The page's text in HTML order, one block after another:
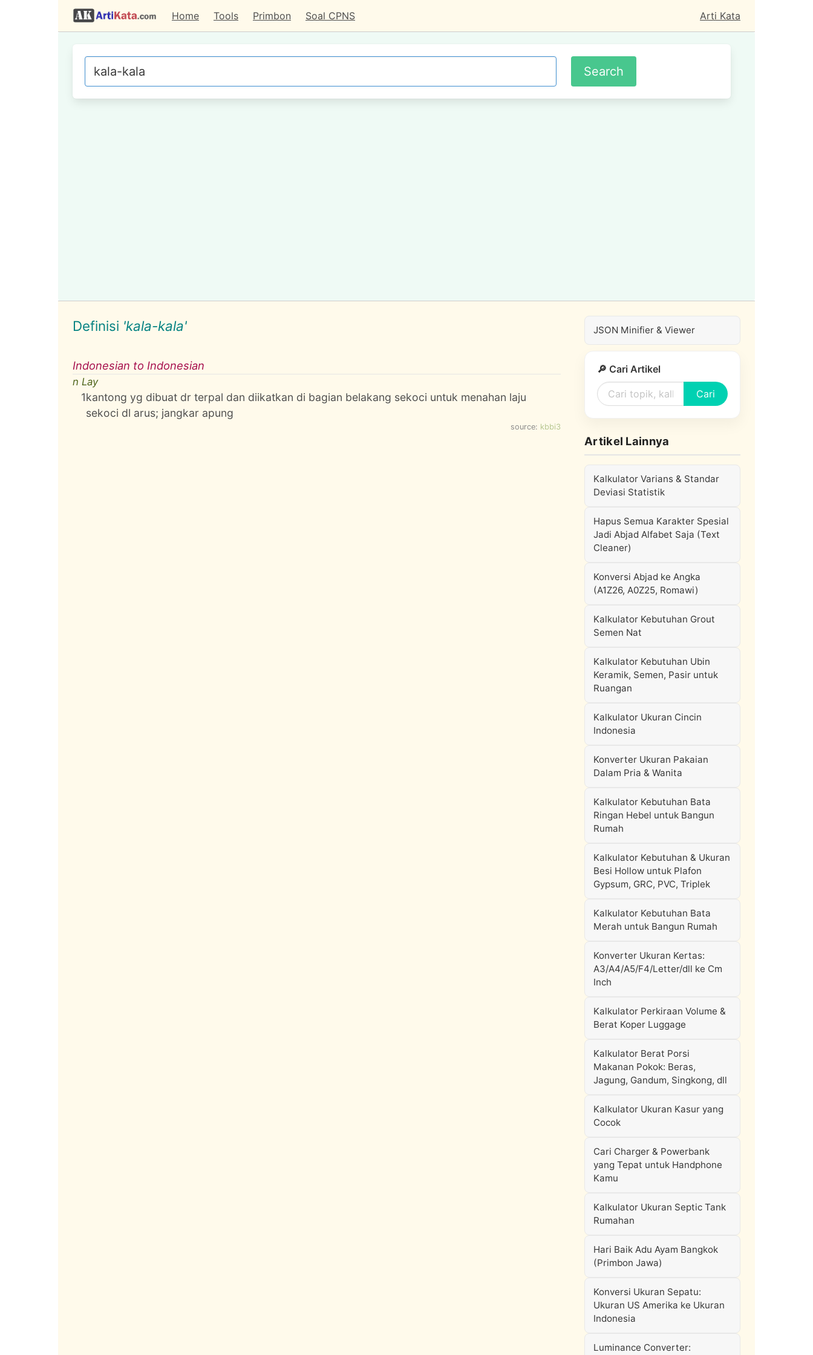
Home Tools Primbon Soal CPNS Arti Kata
Definisi 'kala-kala'
Indonesian to Indonesian
n Lay
1kantong yg dibuat dr terpal dan diikatkan di bagian belakang sekoci untuk menahan laju
sekoci dl arus; jangkar apung
source: kbbi3
JSON Minifier & Viewer
🔎 Cari Artikel
Cari
Artikel Lainnya
Kalkulator Varians & Standar
Deviasi Statistik
Hapus Semua Karakter Spesial
Jadi Abjad Alfabet Saja (Text
Cleaner)
Konversi Abjad ke Angka
(A1Z26, A0Z25, Romawi)
Kalkulator Kebutuhan Grout
Semen Nat
Kalkulator Kebutuhan Ubin
Keramik, Semen, Pasir untuk
Ruangan
Kalkulator Ukuran Cincin
Indonesia
Konverter Ukuran Pakaian
Dalam Pria & Wanita
Kalkulator Kebutuhan Bata
Ringan Hebel untuk Bangun
Rumah
Kalkulator Kebutuhan & Ukuran
Besi Hollow untuk Plafon
Gypsum, GRC, PVC, Triplek
Kalkulator Kebutuhan Bata
Merah untuk Bangun Rumah
Konverter Ukuran Kertas:
A3/A4/A5/F4/Letter/dll ke Cm
Inch
Kalkulator Perkiraan Volume &
Berat Koper Luggage
Kalkulator Berat Porsi
Makanan Pokok: Beras,
Jagung, Gandum, Singkong, dll
Kalkulator Ukuran Kasur yang
Cocok
Cari Charger & Powerbank
yang Tepat untuk Handphone
Kamu
Kalkulator Ukuran Septic Tank
Rumahan
Hari Baik Adu Ayam Bangkok
(Primbon Jawa)
Konversi Ukuran Sepatu:
Ukuran US Amerika ke Ukuran
Indonesia
Luminance Converter: